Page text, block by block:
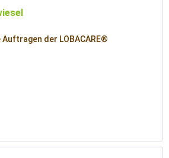
der LOBACARE®